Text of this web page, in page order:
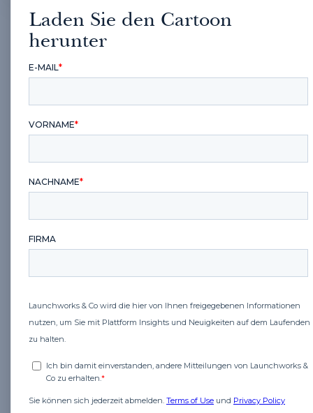
Laden Sie den Cartoon
herunter